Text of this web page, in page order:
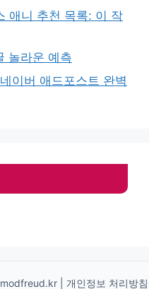
애니 추천 목록: 이 작
놀라운 예측
이버 애드포스트 완벽
| 개인정보 처리방침